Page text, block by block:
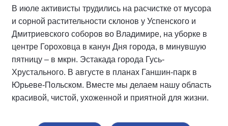
В июле активисты трудились на расчистке от мусора
и сорной растительности склонов у Успенского и
Дмитриевского соборов во Владимире, на уборке в
центре Гороховца в канун Дня города, в минувшую
пятницу – в мкрн. Эстакада города Гусь-
Хрустального. В августе в планах Ганшин-парк в
Юрьеве-Польском. Вместе мы делаем нашу область
красивой, чистой, ухоженной и приятной для жизни.